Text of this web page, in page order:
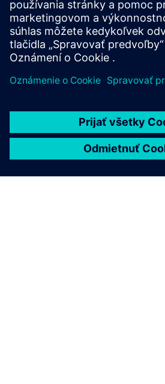
spoločnosti Siemens